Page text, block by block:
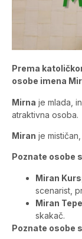
Prema
osobe imena
Mirna je mlada,
atraktivna osoba.
Miran je
Poznate osobe
Miran
scenarist,
Miran
skakač.
Poznate osobe